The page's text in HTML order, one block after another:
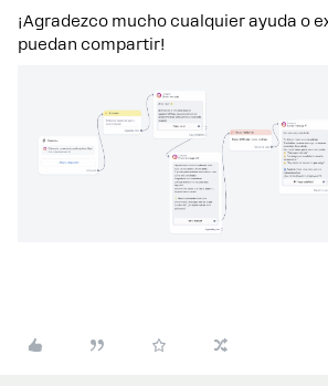
¡Agradezco mucho cualquier ayuda o
puedan compartir!